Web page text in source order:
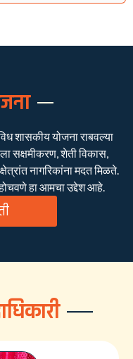
शासकीय योजना राबवल्या
सक्षमीकरण, शेती विकास,
नागरिकांना मदत मिळते.
हा आमचा उद्देश आहे.